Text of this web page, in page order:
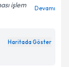
işlem
Devamı
Haritada Göster